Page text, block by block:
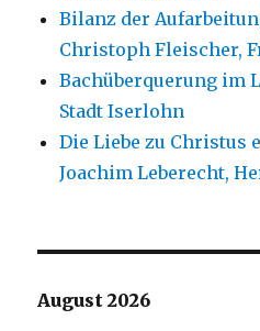
Bilanz der
Christoph Fleischer,
Bachüberquerung im
Stadt Iserlohn
Die Liebe zu Christus
Joachim Leberecht,
August 2026